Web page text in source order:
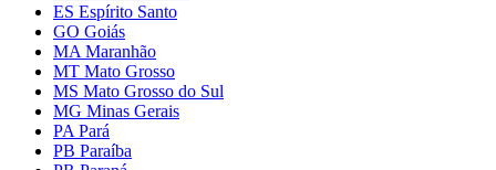
ES Espírito Santo
GO Goiás
MA Maranhão
MT Mato Grosso
MS Mato Grosso do Sul
MG Minas Gerais
PA Pará
PB Paraíba